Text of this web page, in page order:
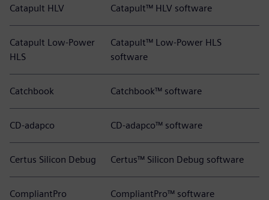
Catapult HLV Catapult™ HLV software
Catapult Low-Power
HLS
Catapult™ Low-Power HLS
software
Catchbook Catchbook™ software
CD-adapco CD-adapco™ software
Certus Silicon Debug Certus™ Silicon Debug software
CompliantPro CompliantPro™ software